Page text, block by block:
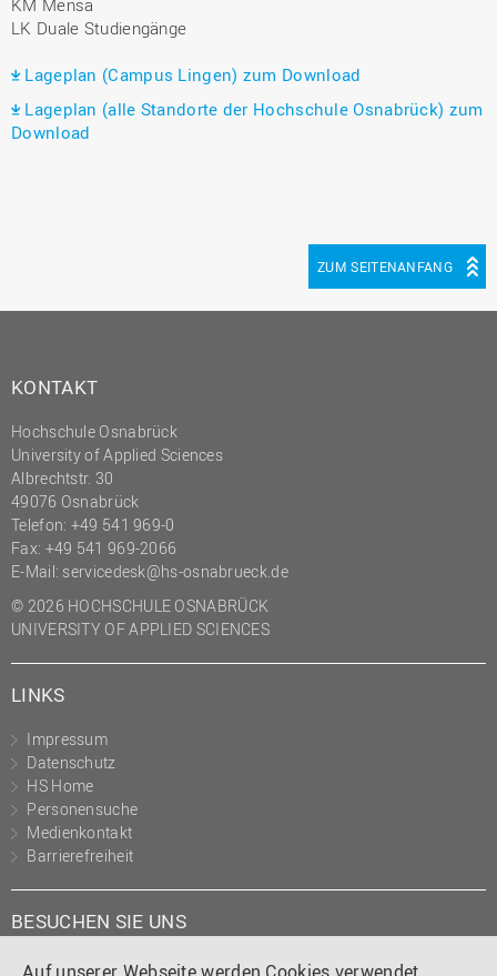
LK Duale Studiengänge
Lageplan (Campus Lingen) zum Download
Lageplan (alle Standorte der Hochschule Osnabrück) zum
Download
ZUM SEITENANFANG
KONTAKT
Hochschule Osnabrück
University of Applied Sciences
Albrechtstr. 30
49076 Osnabrück
Telefon: +49 541 969-0
Fax: +49 541 969-2066
E-Mail: servicedesk@hs-osnabrueck.de
© 2026 HOCHSCHULE OSNABRÜCK
UNIVERSITY OF APPLIED SCIENCES
LINKS
Impressum
Datenschutz
HS Home
Personensuche
Medienkontakt
Barrierefreiheit
BESUCHEN SIE UNS